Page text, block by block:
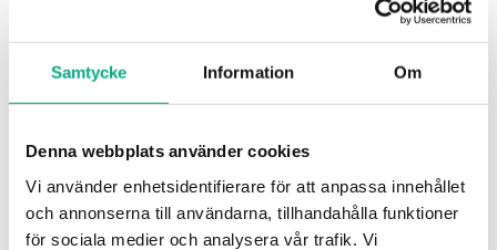
Samtycke Information Om
Denna webbplats använder cookies
Vi använder enhetsidentifierare för att anpassa innehållet
och annonserna till användarna, tillhandahålla funktioner
för sociala medier och analysera vår trafik. Vi
09.00 – 15.00
Lunchstängt:
11.30 – 12.30